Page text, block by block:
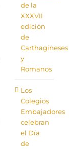
de la
XXXVII
edición
de
Carthagineses
y
Romanos
Los
Colegios
Embajadores
celebran
el Día
de